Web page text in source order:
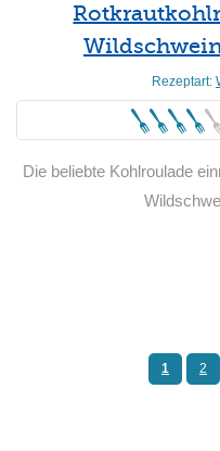
Rezeptart:
Die beliebte Kohlroulade
1 2